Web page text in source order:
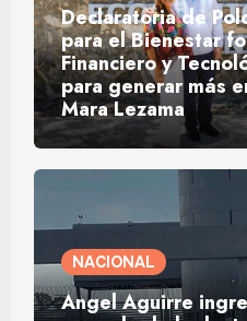
Declaratoria de
para el Bienestar
Financiero y
para generar más
Mara Lezama
NACIONAL
Ángel Aguirre